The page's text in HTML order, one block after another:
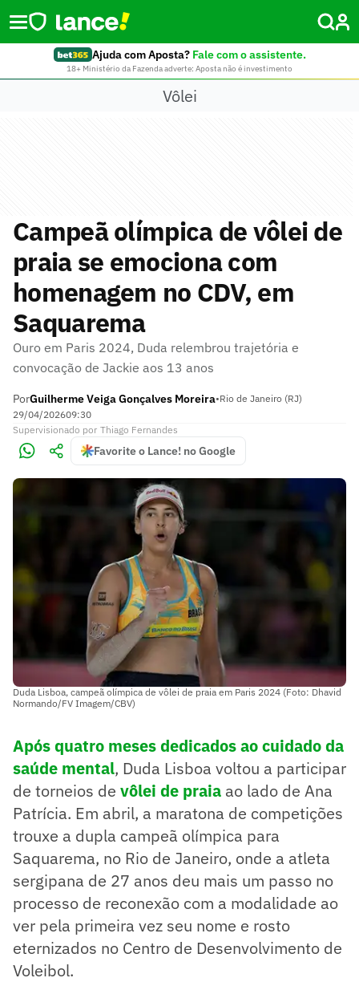
Ajuda com Aposta? Fale com o assistente.
18+ Ministério da Fazenda adverte: Aposta não é investimento
Vôlei
Campeã olímpica de vôlei de
praia se emociona com
homenagem no CDV, em
Saquarema
Ouro em Paris 2024, Duda relembrou trajetória e
convocação de Jackie aos 13 anos
PorGuilherme Veiga Gonçalves Moreira•Rio de Janeiro (RJ)
29/04/202609:30
Supervisionado por Thiago Fernandes
Favorite o Lance! no Google
Duda Lisboa, campeã olímpica de vôlei de praia em Paris 2024 (Foto: Dhavid
Normando/FV Imagem/CBV)
Após quatro meses dedicados ao cuidado da
saúde mental, Duda Lisboa voltou a participar
de torneios de vôlei de praia ao lado de Ana
Patrícia. Em abril, a maratona de competições
trouxe a dupla campeã olímpica para
Saquarema, no Rio de Janeiro, onde a atleta
sergipana de 27 anos deu mais um passo no
processo de reconexão com a modalidade ao
ver pela primeira vez seu nome e rosto
eternizados no Centro de Desenvolvimento de
Voleibol.